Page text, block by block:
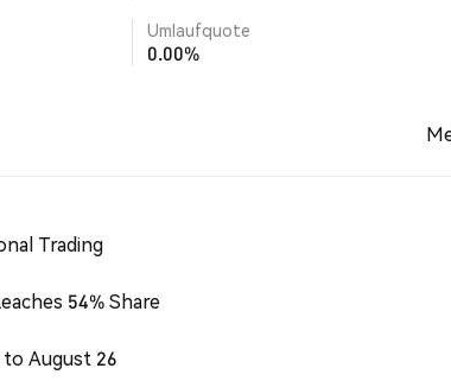
Umlaufquote
0.00%
Trading
54% Share
to August 26